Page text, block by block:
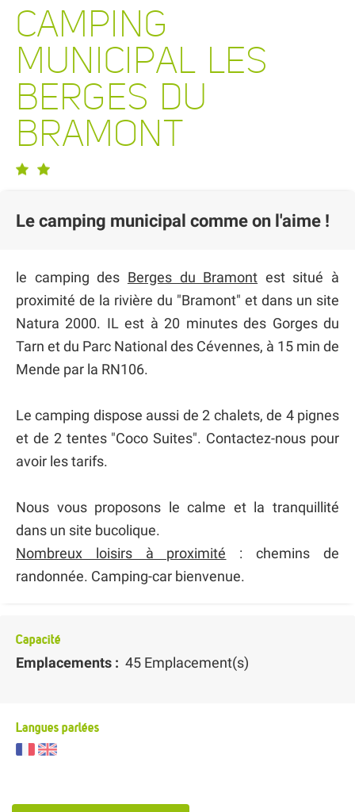
CAMPING
MUNICIPAL LES
BERGES DU
BRAMONT
Le camping municipal comme on l'aime !
le camping des Berges du Bramont est situé à
proximité de la rivière du "Bramont" et dans un site
Natura 2000. IL est à 20 minutes des Gorges du
Tarn et du Parc National des Cévennes, à 15 min de
Mende par la RN106.
Le camping dispose aussi de 2 chalets, de 4 pignes
et de 2 tentes "Coco Suites". Contactez-nous pour
avoir les tarifs.
Nous vous proposons le calme et la tranquillité
dans un site bucolique.
Nombreux loisirs à proximité : chemins de
randonnée. Camping-car bienvenue.
Capacité
Emplacements : 45 Emplacement(s)
Langues parlées